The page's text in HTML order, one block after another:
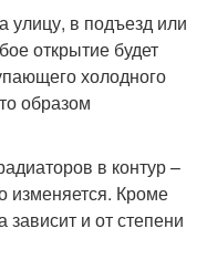
улицу, в подъезд или
открытие будет
холодного
образом
в контур –
изменяется. Кроме
и от степени